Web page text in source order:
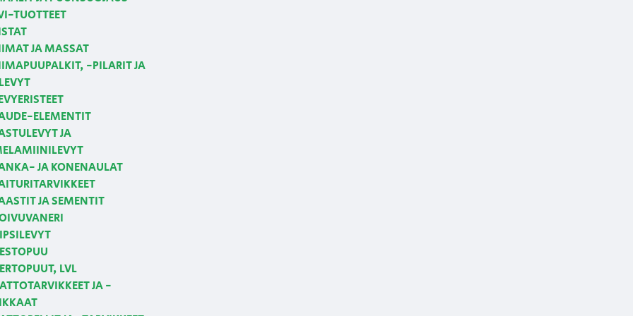
TUOTTEET
JA MASSAT
-PILARIT JA
ELEMENTIT
JA
JA KONENAULAT
JA SEMENTIT
LVL
JA -